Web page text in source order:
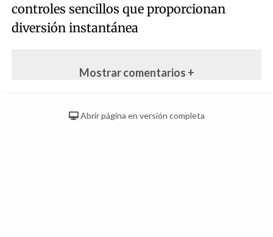
controles sencillos que proporcionan
diversión instantánea
Mostrar comentarios +
Abrir página en versión completa